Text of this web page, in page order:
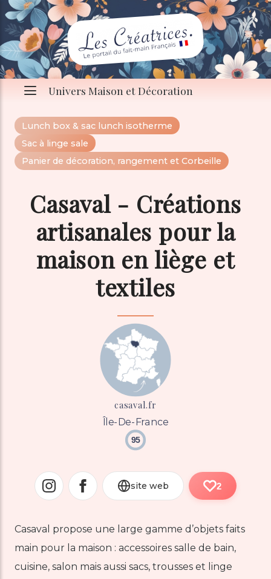
Univers Maison et Décoration
Lunch box & sac lunch isotherme
Sac à linge sale
Panier de décoration, rangement et Corbeille
Casaval - Créations
artisanales pour la
maison en liège et
textiles
casaval.fr
Île-De-France
95
site web 2
Casaval propose une large gamme d’objets faits
main pour la maison : accessoires salle de bain,
cuisine, salon mais aussi sacs, trousses et linge